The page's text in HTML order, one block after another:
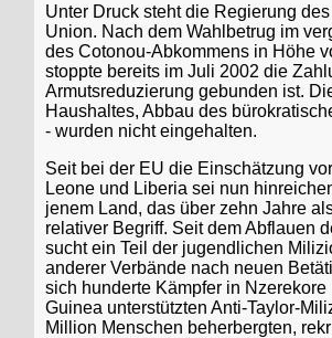
Unter Druck steht die Regierung
Union. Nach dem Wahlbetrug im
des Cotonou-Abkommens in Höhe
stoppte bereits im Juli 2002 die
Armutsreduzierung gebunden ist.
Haushaltes, Abbau des
- wurden nicht eingehalten.
Seit bei der EU die Einschätzung
Leone und Liberia sei nun
jenem Land, das über zehn Jahre
relativer Begriff. Seit dem Abflauen
sucht ein Teil der jugendlichen
anderer Verbände nach neuen
sich hunderte Kämpfer in
Guinea unterstützten Anti-Taylor-
Million Menschen beherbergten,